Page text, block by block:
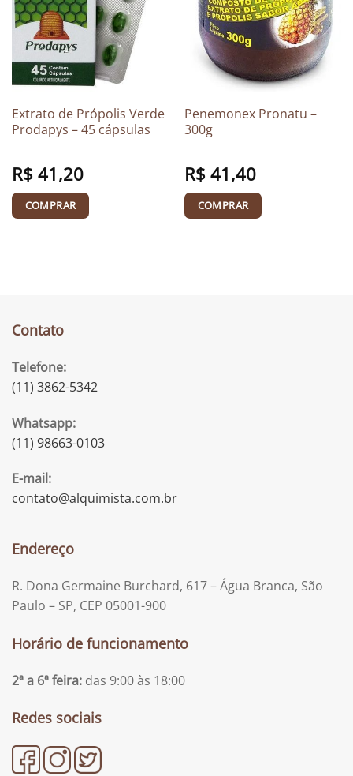
Extrato de Própolis Verde
Prodapys – 45 cápsulas
R$41,20
COMPRAR
Penemonex Pronatu –
300g
R$41,40
COMPRAR
Contato
Telefone:
(11) 3862-5342
Whatsapp:
(11) 98663-0103
E-mail:
contato@alquimista.com.br
Endereço
R. Dona Germaine Burchard, 617 – Água Branca, São
Paulo – SP, CEP 05001-900
Horário de funcionamento
2ª a 6ª feira: das 9:00 às 18:00
Redes sociais